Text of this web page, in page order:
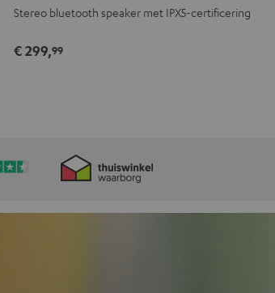
Black
Green
Zwart
Rood
Light
Stereo bluetooth speaker met IPX5-certificering
€ 299,99